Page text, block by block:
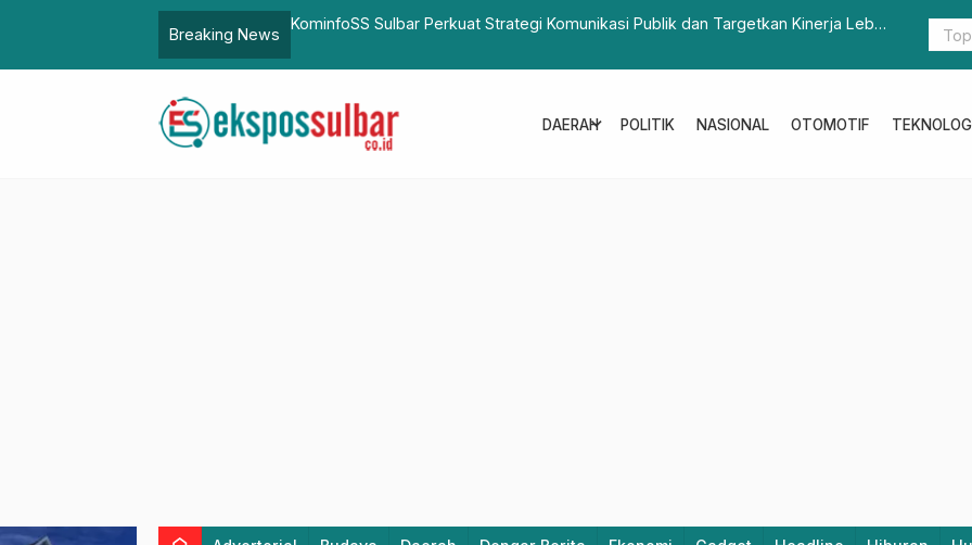
Breaking News
KominfoSS Sulbar Perkuat Strategi Komunikasi Publik dan Targetkan Kinerja Lebih Perkembangan Kebangsaan dan
DAERAH
expand_more POLITIK NASIONAL OTOMOTIF